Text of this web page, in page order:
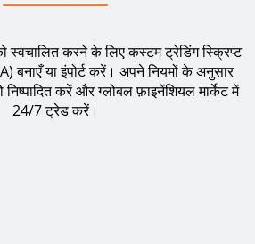
स्वचालित करने के लिए कस्टम ट्रेडिंग स्क्रिप्ट
बनाएँ या इंपोर्ट करें। अपने नियमों के अनुसार
करें और ग्लोबल फ़ाइनेंशियल मार्केट में
24/7 ट्रेड करें।